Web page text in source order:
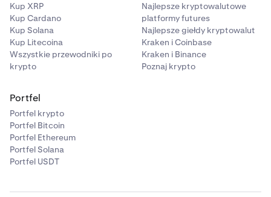
Kup XRP
Kup Cardano
Kup Solana
Kup Litecoina
Wszystkie przewodniki po
krypto
Najlepsze kryptowalutowe
platformy futures
Najlepsze giełdy kryptowalut
Kraken i Coinbase
Kraken i Binance
Poznaj krypto
Portfel
Portfel krypto
Portfel Bitcoin
Portfel Ethereum
Portfel Solana
Portfel USDT